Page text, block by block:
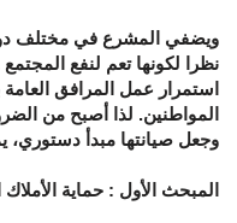
ويضفي المشرع في مختلف دول
نظرا لكونها تعم لنفع
استمرار عمل المرافق
المواطنين. لذا أصبح من
وجعل صيانتها مبدأ دستوري،
المبحث الأول : حماية